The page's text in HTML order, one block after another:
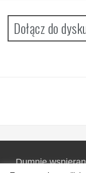
Dołącz do
Dumnie